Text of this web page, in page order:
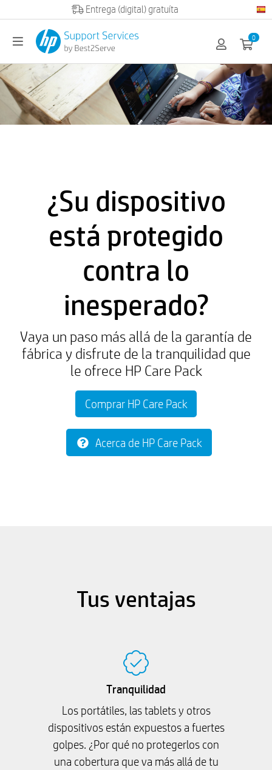
Official HP partner
0
¿Su dispositivo
está protegido
contra lo
inesperado?
Vaya un paso más allá de la garantía de
fábrica y disfrute de la tranquilidad que
le ofrece HP Care Pack
Comprar HP Care Pack
Acerca de HP Care Pack
Tus ventajas
Tranquilidad
Los portátiles, las tablets y otros
dispositivos están expuestos a fuertes
golpes. ¿Por qué no protegerlos con
una cobertura que va más allá de tu